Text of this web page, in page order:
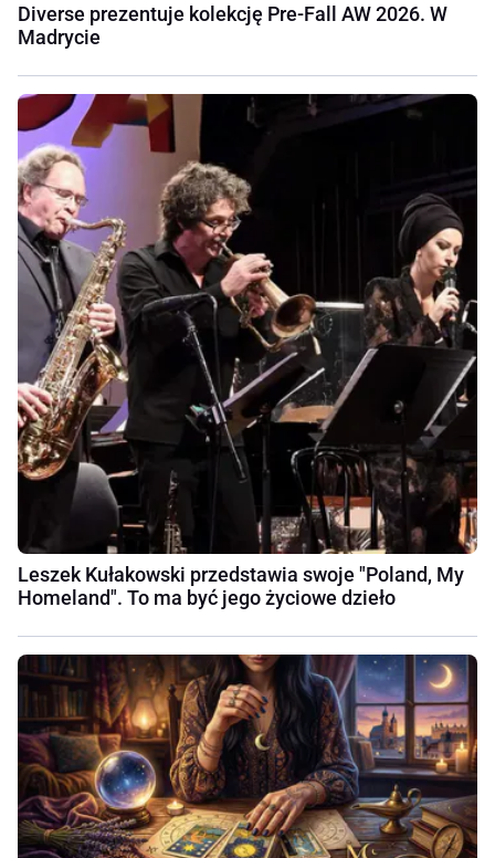
Diverse prezentuje kolekcję Pre-Fall AW 2026. W
Madrycie
Leszek Kułakowski przedstawia swoje "Poland, My
Homeland". To ma być jego życiowe dzieło